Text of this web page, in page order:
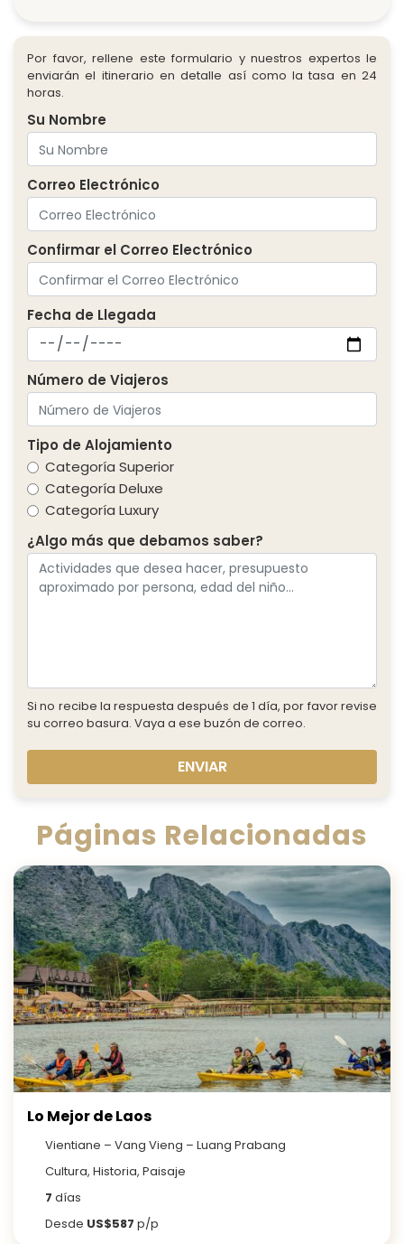
Por favor, rellene este formulario y nuestros expertos le
enviarán el itinerario en detalle así como la tasa en 24
horas.
Su Nombre
Correo Electrónico
Confirmar el Correo Electrónico
Fecha de Llegada
Número de Viajeros
Tipo de Alojamiento
Categoría Superior
Categoría Deluxe
Categoría Luxury
¿Algo más que debamos saber?
Si no recibe la respuesta después de 1 día, por favor revise
su correo basura. Vaya a ese buzón de correo.
ENVIAR
Páginas Relacionadas
Lo Mejor de Laos
Vientiane – Vang Vieng – Luang Prabang
Cultura, Historia, Paisaje
7 días
Desde US$587 p/p